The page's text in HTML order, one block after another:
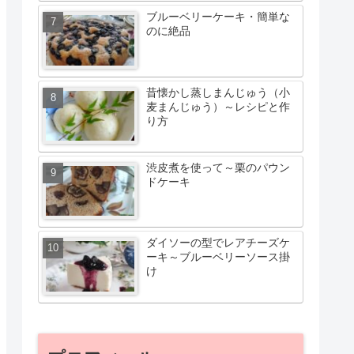
ブルーベリーケーキ・簡単な
のに絶品
昔懐かし蒸しまんじゅう（小
麦まんじゅう）～レシピと作
り方
渋皮煮を使って～栗のパウン
ドケーキ
ダイソーの型でレアチーズケ
ーキ～ブルーベリーソース掛
け